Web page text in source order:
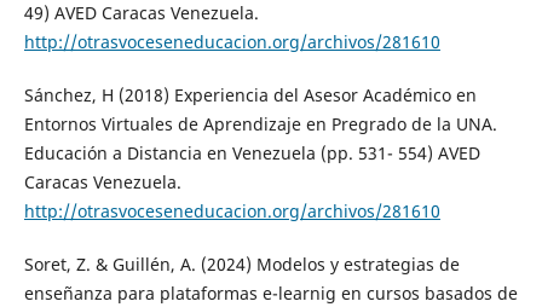
49) AVED Caracas Venezuela.
http://otrasvoceseneducacion.org/archivos/281610
Sánchez, H (2018) Experiencia del Asesor Académico en
Entornos Virtuales de Aprendizaje en Pregrado de la UNA.
Educación a Distancia en Venezuela (pp. 531- 554) AVED
Caracas Venezuela.
http://otrasvoceseneducacion.org/archivos/281610
Soret, Z. & Guillén, A. (2024) Modelos y estrategias de
enseñanza para plataformas e-learnig en cursos basados de